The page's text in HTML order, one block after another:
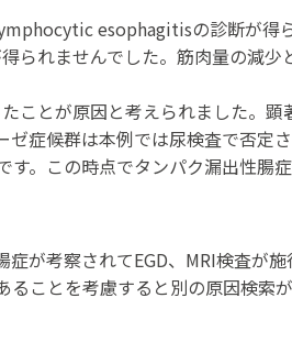
esophagitisの診断が得ら
られませんでした。筋肉量の減少
ことが原因と考えられました。顕
症候群は本例では尿検査で否定
。この時点でタンパク漏出性腸
が考察されてEGD、MRI検査が
ことを考慮すると別の原因検索